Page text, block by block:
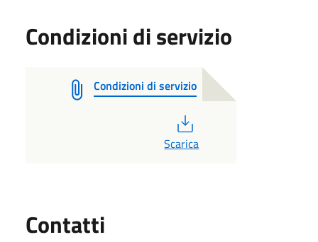
Condizioni di servizio
Condizioni di servizio
Scarica
Contatti